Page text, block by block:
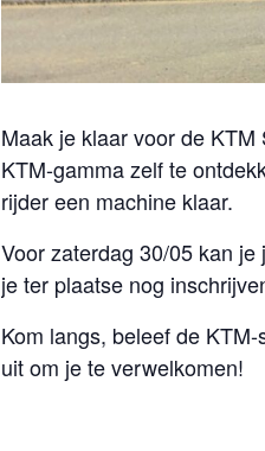
Maak je klaar voor de
KTM-gamma zelf te
rijder een machine klaar.
Voor zaterdag 30/05 kan
je ter plaatse nog
Kom langs, beleef de
uit om je te verwelkomen!